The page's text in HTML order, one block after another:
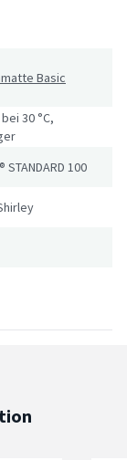
Basic
30 °C,
STANDARD 100